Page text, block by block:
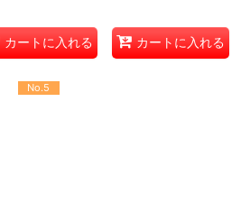
カートに入れる カートに入れる
No.5